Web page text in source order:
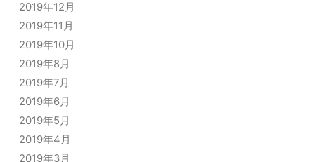
2019年12月
2019年11月
2019年10月
2019年8月
2019年7月
2019年6月
2019年5月
2019年4月
2019年3月